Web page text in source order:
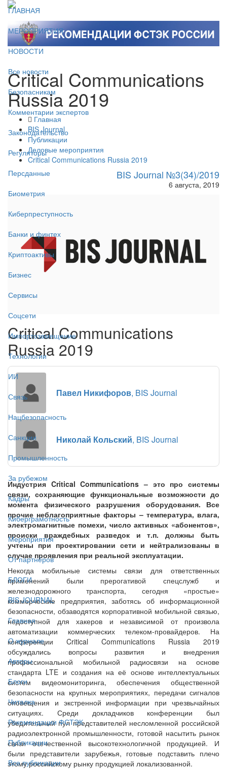
ГЛАВНАЯ
МЕРОПРИЯТИЯ
НОВОСТИ
Все новости
Безопасникам
Комментарии экспертов
Законодательство
Регуляторы
Персданные
Биометрия
Киберпреступность
Банки и финтех
Криптоактивы
Бизнес
Сервисы
Соцсети
Импортозамещение
Технологии
ИИ
Связь
Нацбезопасность
Санкции
Промышленность
За рубежом
Кадры
Киберграмотность
Мероприятия
От партнёров
БЛОГИ
BIS JOURNAL
Главная
О журнале
Авторы
Блоги
Читалка
Рекомендации ФСТЭК
Публикации
Все публикации
Critical Communications
Russia 2019
Главная
BIS Journal
Публикации
Деловые мероприятия
Critical Communications Russia 2019
BIS Journal №3(34)/2019
6 августа, 2019
Critical Communications
Russia 2019
Павел Никифоров, BIS Journal
Николай Кольский, BIS Journal
Индустрия Critical Communications – это про системы
связи, сохраняющие функциональные возможности до
момента физического разрушения оборудования. Все
прочие неблагоприятные факторы – температура, влага,
электромагнитные помехи, число активных «абонентов»,
происки враждебных разведок и т.п. должны быть
учтены при проектировании сети и нейтрализованы в
случае проявления при реальной эксплуатации.
Некогда мобильные системы связи для ответственных
применений были прерогативой спецслужб и
железнодорожного транспорта, сегодня «простые»
коммерческие предприятия, заботясь об информационной
безопасности, обзаводятся корпоративной мобильной связью,
недоступной для хакеров и независимой от произвола
автоматизации коммерческих телеком-провайдеров. На
конференции Critical Communications Russia 2019
обсуждались вопросы развития и внедрения
профессиональной мобильной радиосвязи на основе
стандарта LTE и создания на её основе интеллектуальных
систем видеомониторинга, обеспечения общественной
безопасности на крупных мероприятиях, передачи сигналов
оповещения и экстренной информации при чрезвычайных
ситуациях. Среди докладчиков конференции был
убедительный пул представителей несломленной российской
радиоэлектронной промышленности, готовой насытить рынок
связи отечественной высокотехнологичной продукцией. И
были представители зарубежья, готовые подставить плечо
этому российскому рынку продукцией локализованной.